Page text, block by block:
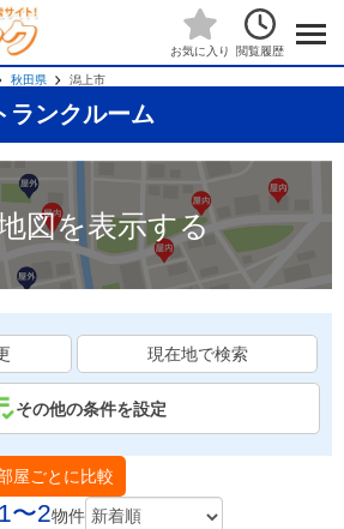
お気に入り 閲覧履歴
秋田県 潟上市
ランクルーム
図を表示する
現在地で検索
その他の条件を設定
屋ごとに比較
1〜2物件